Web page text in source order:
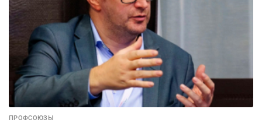
ПРОФСОЮЗЫ